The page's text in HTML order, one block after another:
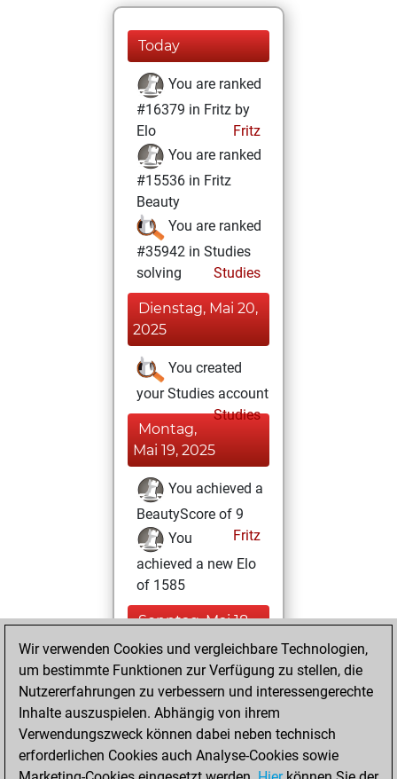
Today
You are ranked
#16379 in Fritz by
Elo
Fritz
You are ranked
#15536 in Fritz
Beauty
You are ranked
#35942 in Studies
solving
Studies
Dienstag, Mai 20,
2025
You created
your Studies account
Studies
Montag,
Mai 19, 2025
You achieved a
BeautyScore of 9
Fritz
You
achieved a new Elo
of 1585
Sonntag, Mai 18,
2025
You created
your Fritz account
Fritz
You
learned 2 positions
Wir verwenden Cookies und vergleichbare Technologien,
um bestimmte Funktionen zur Verfügung zu stellen, die
Nutzererfahrungen zu verbessern und interessengerechte
Inhalte auszuspielen. Abhängig von ihrem
Verwendungszweck können dabei neben technisch
erforderlichen Cookies auch Analyse-Cookies sowie